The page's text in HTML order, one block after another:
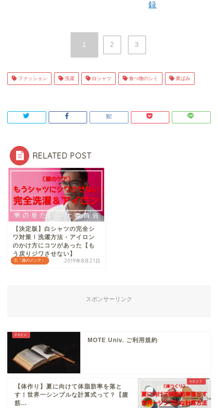
録
1 2 3
ファッション 洗濯 白シャツ 食べ物のシミ 黄ばみ
RELATED POST
E.「服のメンテ」
【決定版】白シャツの完全シ
ワ対策！洗濯方法・アイロン
のかけ方にコツがあった【も
う戻りジワさせない】
2019年8月21日
スポンサーリンク
MOTE Univ. ご利用規約
【体作り】夏に向けて体脂肪率を落と
す！世界一シンプルな計算式って？【腹
筋...